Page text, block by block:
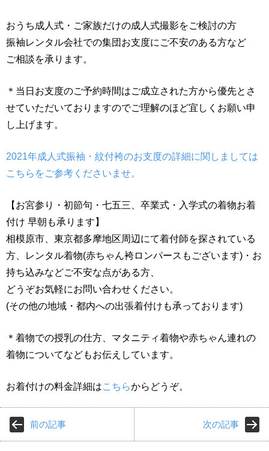
おうち成人式・ご家族だけの成人式撮影をご検討の方
振袖レンタル会社での集団お支度にご不安のある方など
ご相談を承ります。
＊当日お支度のご予約時間はご成立された方から優先とさ
せていただいておりますのでご理解のほど宜しくお願い申
し上げます。
2021年成人式振袖・紋付袴のお支度の詳細に関しましては
こちらをご参考くださいませ。
【お宮参り・初節句・七五三、卒業式・入学式の着物お着
付け 早朝も承ります】
相模原市、東京都多摩地区周辺にて着付師を探されている
方、レンタル着物(赤ちゃん袴ロンパースもございます)・お
持ち込みなどご不安な点がある方、
どうぞお気軽にお問い合わせください。
(その他の地域・都内への出張着付けも承っております)
＊着物での授乳の仕方、マタニティ着物や赤ちゃん連れの
着物についてなどもお伝えしています。
お着付けの料金詳細はこちらからどうぞ。
前の記事 次の記事